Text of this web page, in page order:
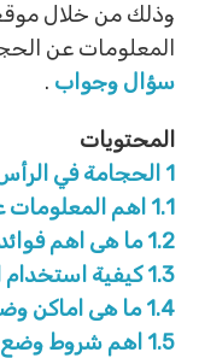
وذلك من خلال
المعلومات عن
سؤال وجواب .
المحتويات
1 الحجامة في
1.1 اهم المعلومات
1.2 ما هى اهم
1.3 كيفية
1.4 ما هى اماكن
1.5 اهم شروط وضع